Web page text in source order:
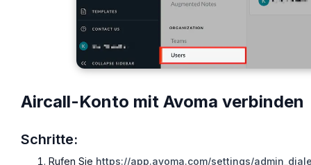
Aircall-Konto mit Avoma verbinden
Schritte:
Rufen Sie https://app.avoma.com/settings/